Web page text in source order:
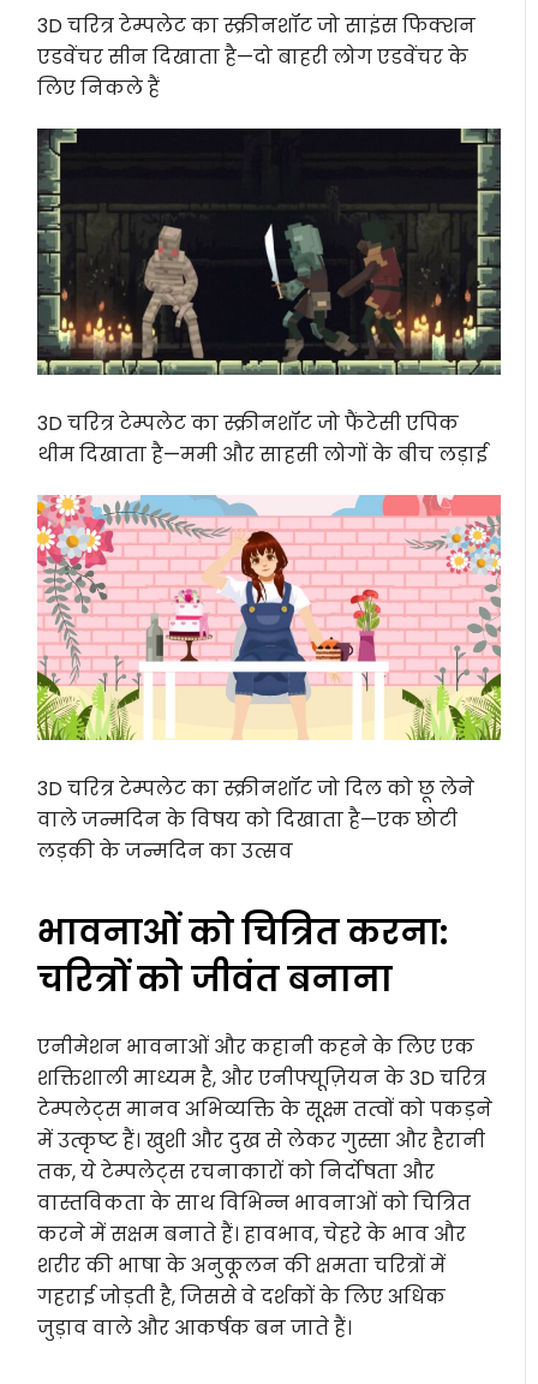
3D चरित्र टेम्पलेट का स्क्रीनशॉट जो साइंस फिक्शन
एडवेंचर सीन दिखाता है—दो बाहरी लोग एडवेंचर के
लिए निकले हैं
3D चरित्र टेम्पलेट का स्क्रीनशॉट जो फैंटेसी एपिक
थीम दिखाता है—ममी और साहसी लोगों के बीच लड़ाई
3D चरित्र टेम्पलेट का स्क्रीनशॉट जो दिल को छू लेने
वाले जन्मदिन के विषय को दिखाता है—एक छोटी
लड़की के जन्मदिन का उत्सव
भावनाओं को चित्रित करना:
चरित्रों को जीवंत बनाना
एनीमेशन भावनाओं और कहानी कहने के लिए एक
शक्तिशाली माध्यम है, और एनीफ्यूज़ियन के 3D चरित्र
टेम्पलेट्स मानव अभिव्यक्ति के सूक्ष्म तत्वों को पकड़ने
में उत्कृष्ट हैं। खुशी और दुख से लेकर गुस्सा और हैरानी
तक, ये टेम्पलेट्स रचनाकारों को निर्दोषता और
वास्तविकता के साथ विभिन्न भावनाओं को चित्रित
करने में सक्षम बनाते हैं। हावभाव, चेहरे के भाव और
शरीर की भाषा के अनुकूलन की क्षमता चरित्रों में
गहराई जोड़ती है, जिससे वे दर्शकों के लिए अधिक
जुड़ाव वाले और आकर्षक बन जाते हैं।